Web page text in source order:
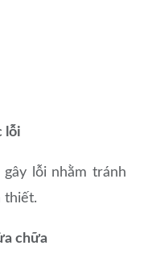
lỗi
lỗi nhằm tránh
thiết.
chữa